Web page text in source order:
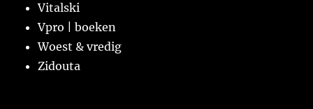
Vitalski
Vpro | boeken
Woest & vredig
Zidouta